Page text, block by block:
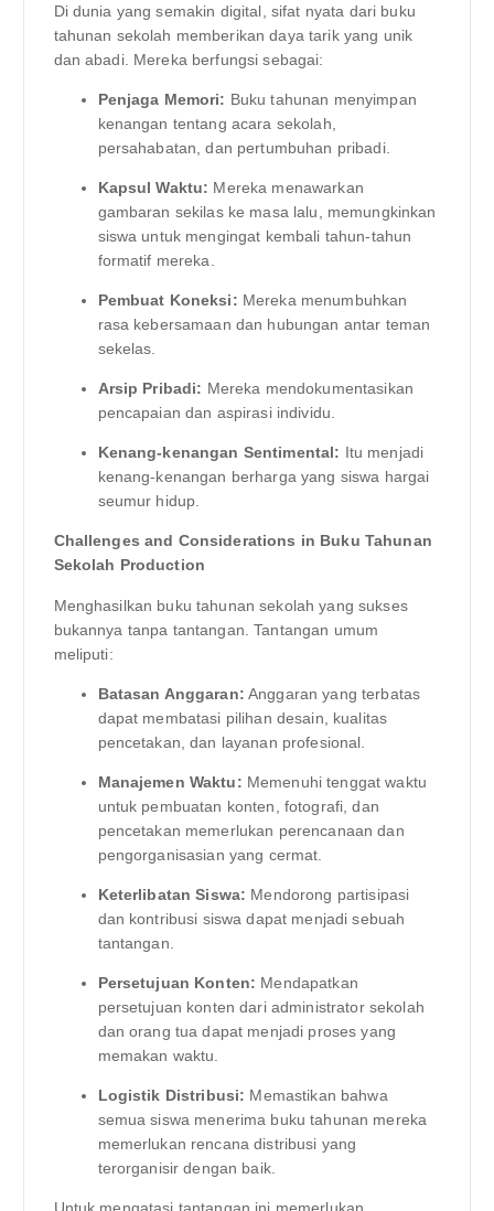
Di dunia yang semakin digital, sifat nyata dari buku
tahunan sekolah memberikan daya tarik yang unik
dan abadi. Mereka berfungsi sebagai:
Penjaga Memori: Buku tahunan menyimpan
kenangan tentang acara sekolah,
persahabatan, dan pertumbuhan pribadi.
Kapsul Waktu: Mereka menawarkan
gambaran sekilas ke masa lalu, memungkinkan
siswa untuk mengingat kembali tahun-tahun
formatif mereka.
Pembuat Koneksi: Mereka menumbuhkan
rasa kebersamaan dan hubungan antar teman
sekelas.
Arsip Pribadi: Mereka mendokumentasikan
pencapaian dan aspirasi individu.
Kenang-kenangan Sentimental: Itu menjadi
kenang-kenangan berharga yang siswa hargai
seumur hidup.
Challenges and Considerations in Buku Tahunan
Sekolah Production
Menghasilkan buku tahunan sekolah yang sukses
bukannya tanpa tantangan. Tantangan umum
meliputi:
Batasan Anggaran: Anggaran yang terbatas
dapat membatasi pilihan desain, kualitas
pencetakan, dan layanan profesional.
Manajemen Waktu: Memenuhi tenggat waktu
untuk pembuatan konten, fotografi, dan
pencetakan memerlukan perencanaan dan
pengorganisasian yang cermat.
Keterlibatan Siswa: Mendorong partisipasi
dan kontribusi siswa dapat menjadi sebuah
tantangan.
Persetujuan Konten: Mendapatkan
persetujuan konten dari administrator sekolah
dan orang tua dapat menjadi proses yang
memakan waktu.
Logistik Distribusi: Memastikan bahwa
semua siswa menerima buku tahunan mereka
memerlukan rencana distribusi yang
terorganisir dengan baik.